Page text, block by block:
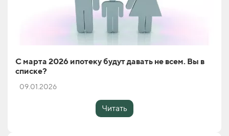
С марта 2026 ипотеку будут давать не всем. Вы в
списке?
09.01.2026
Читать